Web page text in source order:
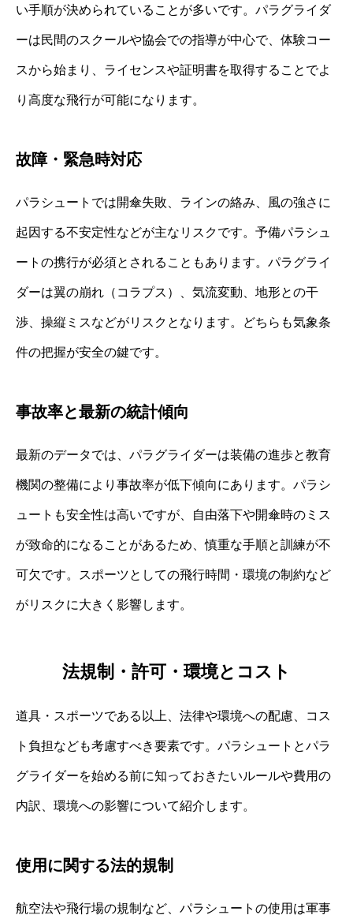
い手順が決められていることが多いです。パラグライダ
ーは民間のスクールや協会での指導が中心で、体験コー
スから始まり、ライセンスや証明書を取得することでよ
り高度な飛行が可能になります。
故障・緊急時対応
パラシュートでは開傘失敗、ラインの絡み、風の強さに
起因する不安定性などが主なリスクです。予備パラシュ
ートの携行が必須とされることもあります。パラグライ
ダーは翼の崩れ（コラプス）、気流変動、地形との干
渉、操縦ミスなどがリスクとなります。どちらも気象条
件の把握が安全の鍵です。
事故率と最新の統計傾向
最新のデータでは、パラグライダーは装備の進歩と教育
機関の整備により事故率が低下傾向にあります。パラシ
ュートも安全性は高いですが、自由落下や開傘時のミス
が致命的になることがあるため、慎重な手順と訓練が不
可欠です。スポーツとしての飛行時間・環境の制約など
がリスクに大きく影響します。
法規制・許可・環境とコスト
道具・スポーツである以上、法律や環境への配慮、コス
ト負担なども考慮すべき要素です。パラシュートとパラ
グライダーを始める前に知っておきたいルールや費用の
内訳、環境への影響について紹介します。
使用に関する法的規制
航空法や飛行場の規制など、パラシュートの使用は軍事